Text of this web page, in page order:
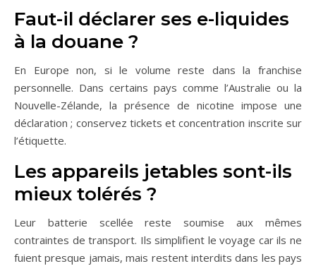
Faut-il déclarer ses e-liquides
à la douane ?
En Europe non, si le volume reste dans la franchise
personnelle. Dans certains pays comme l’Australie ou la
Nouvelle-Zélande, la présence de nicotine impose une
déclaration ; conservez tickets et concentration inscrite sur
l’étiquette.
Les appareils jetables sont-ils
mieux tolérés ?
Leur batterie scellée reste soumise aux mêmes
contraintes de transport. Ils simplifient le voyage car ils ne
fuient presque jamais, mais restent interdits dans les pays